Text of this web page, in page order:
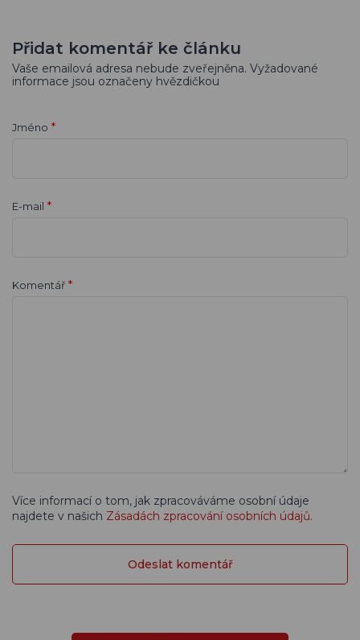
Přidat komentář ke článku
Vaše emailová adresa nebude zveřejněna. Vyžadované
informace jsou označeny hvězdičkou
Jméno *
E-mail *
Komentář *
Více informací o tom, jak zpracováváme osobní údaje
najdete v našich Zásadách zpracování osobních údajů.